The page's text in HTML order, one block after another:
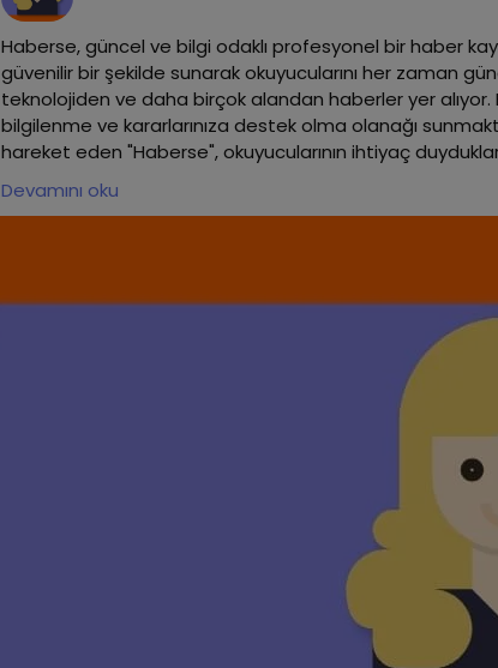
Haberse, güncel ve bilgi odaklı profesyonel bir haber
güvenilir bir şekilde sunarak okuyucularını her zaman
teknolojiden ve daha birçok alandan haberler yer
bilgilenme ve kararlarınıza destek olma olanağı
hareket eden "Haberse", okuyucularının ihtiyaç
haberse güvenilir ve güncel bir haber kaynağına
Devamını oku